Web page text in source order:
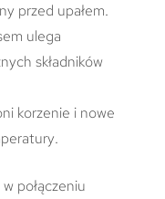
przed upałem.
ulega
składników
korzenie i nowe
połączeniu